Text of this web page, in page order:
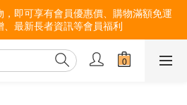
即可享有會員優惠價、購物滿額免運
最新長者資訊等會員福利